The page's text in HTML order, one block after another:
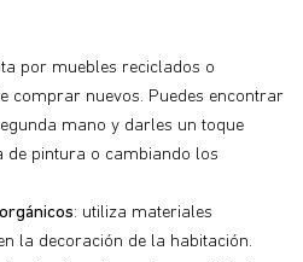
por muebles reciclados o
comprar nuevos. Puedes encontrar
mano y darles un toque
de pintura o cambiando los
: utiliza materiales
la decoración de la habitación.